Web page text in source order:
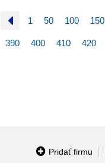
1 50 100 150
390 400 410 420
Pridať firmu